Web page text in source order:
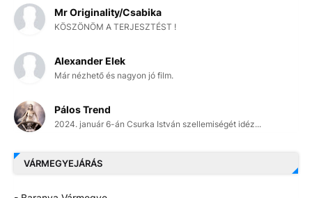
Mr Originality/Csabika
KÖSZÖNÖM A TERJESZTÉST !
Alexander Elek
Már nézhető és nagyon jó film.
Pálos Trend
2024. január 6-án Csurka István szellemiségét idéz...
VÁRMEGYEJÁRÁS